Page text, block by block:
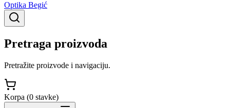
Optika Begić
Pretraga proizvoda
Pretražite proizvode i navigaciju.
Korpa (0 stavke)